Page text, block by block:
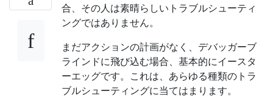
合、その人は素晴らしいトラブルシューティ
ングではありません。
まだアクションの計画がなく、デバッガーブ
ラインドに飛び込む場合、基本的にイースタ
ーエッグです。これは、あらゆる種類のトラ
ブルシューティングに当てはまります。